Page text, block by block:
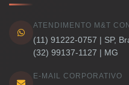
ATENDIMENTO M&T
(11) 91222-0757 | SP,
(32) 99137-1127 | MG
E-MAIL CORPORATIVO